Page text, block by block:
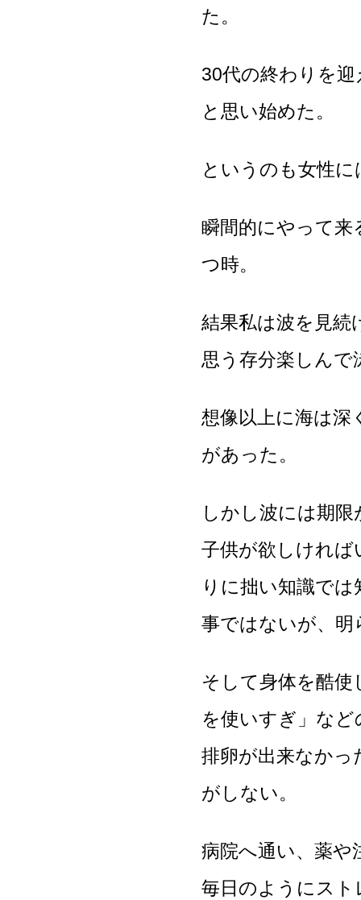
た。
30代の終わりを
と思い始めた。
というのも女性
瞬間的にやって来
つ時。
結果私は波を見続
思う存分楽しんで
想像以上に海は深
があった。
しかし波には期
子供が欲しけれ
りに拙い知識で
事ではないが、明
そして身体を酷
を使いすぎ」な
排卵が出来なかっ
がしない。
病院へ通い、薬や
毎日のようにス